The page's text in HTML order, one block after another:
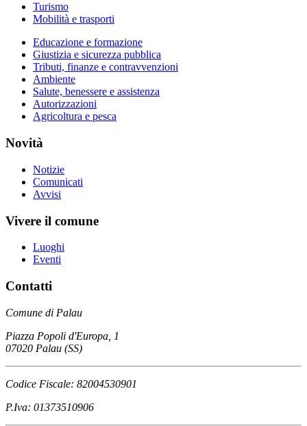
Turismo
Mobilità e trasporti
Educazione e formazione
Giustizia e sicurezza pubblica
Tributi, finanze e contravvenzioni
Ambiente
Salute, benessere e assistenza
Autorizzazioni
Agricoltura e pesca
Novità
Notizie
Comunicati
Avvisi
Vivere il comune
Luoghi
Eventi
Contatti
Comune di Palau
Piazza Popoli d'Europa, 1
07020 Palau (SS)
Codice Fiscale: 82004530901
P.Iva: 01373510906